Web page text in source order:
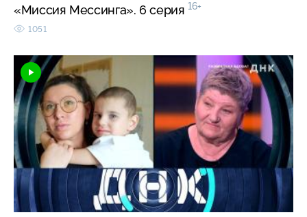
«Миссия Мессинга». 6 серия 16+
1051